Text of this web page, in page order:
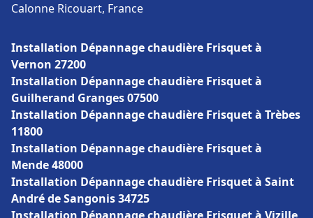
Calonne Ricouart, France
Installation Dépannage chaudière Frisquet à
Vernon 27200
Installation Dépannage chaudière Frisquet à
Guilherand Granges 07500
Installation Dépannage chaudière Frisquet à Trèbes
11800
Installation Dépannage chaudière Frisquet à
Mende 48000
Installation Dépannage chaudière Frisquet à Saint
André de Sangonis 34725